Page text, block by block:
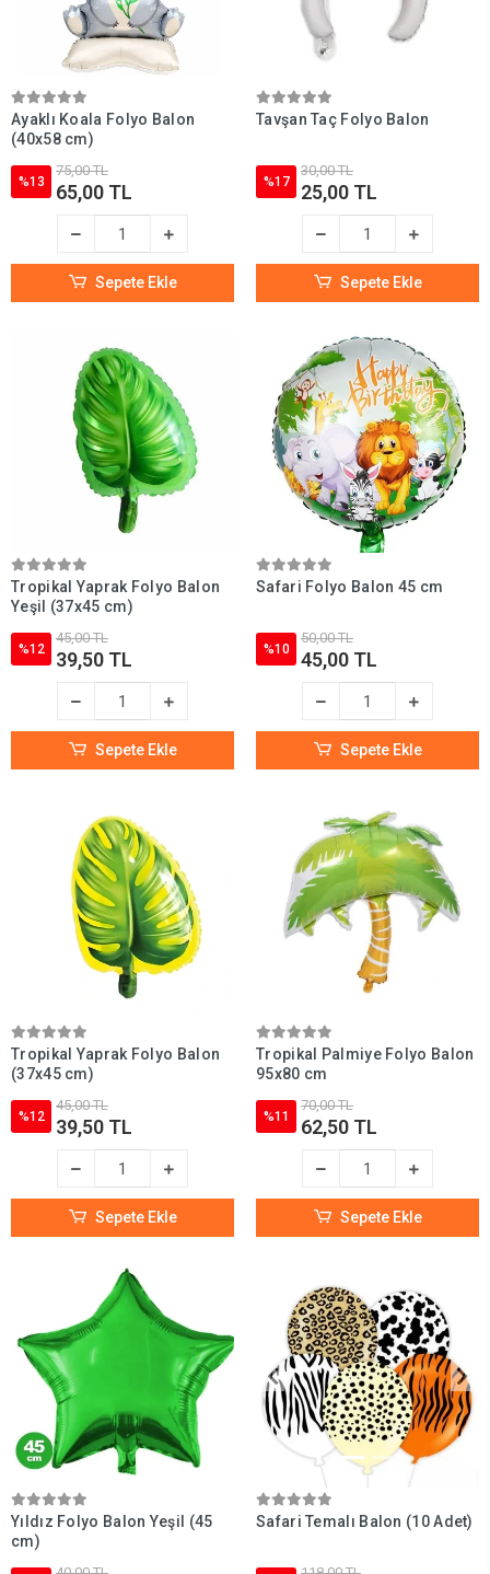
Ayaklı Koala Folyo Balon
(40x58 cm)
%13
75,00 TL
65,00 TL
Sepete Ekle
Tavşan Taç Folyo Balon
%17
30,00 TL
25,00 TL
Sepete Ekle
Tropikal Yaprak Folyo Balon
Yeşil (37x45 cm)
%12
45,00 TL
39,50 TL
Sepete Ekle
Safari Folyo Balon 45 cm
%10
50,00 TL
45,00 TL
Sepete Ekle
Tropikal Yaprak Folyo Balon
(37x45 cm)
%12
45,00 TL
39,50 TL
Sepete Ekle
Tropikal Palmiye Folyo Balon
95x80 cm
%11
70,00 TL
62,50 TL
Sepete Ekle
Yıldız Folyo Balon Yeşil (45
cm)
Safari Temalı Balon (10 Adet)